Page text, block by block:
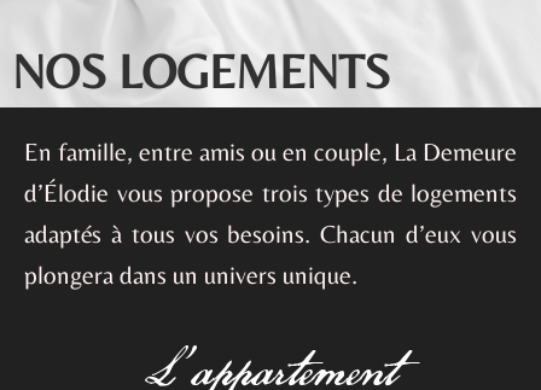
NOS LOGEMENTS
En famille, entre amis ou en couple, La Demeure
d’Élodie vous propose trois types de logements
adaptés à tous vos besoins. Chacun d’eux vous
plongera dans un univers unique.
L'appartement